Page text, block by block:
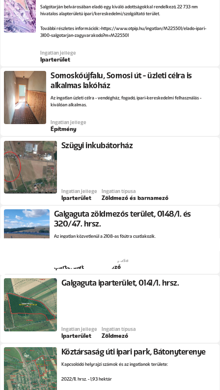
Salgótarján belvárosában eladó egy kiváló adottságokkal rendelkező, 22 733 nm
hivatalos alapterületű ipari/kereskedelmi/szolgáltató terület.
További részletes információk:https://www.otpip.hu/ingatlan/M225501/elado-ipari-
3100-salgotarjan-zagyvarakodo?m=M225501
Ingatlan jellege
Iparterület
Somoskőújfalu, Somosi út - üzleti célra is
alkalmas lakóház
Az ingatlan üzleti célra - vendégház, fogadó, ipari-kereskedelmi felhasználás -
kiválóan alkalmas.
Ingatlan jellege
Építmény
Szügyi inkubátorház
Ingatlan jellege
Iparterület
Ingatlan típusa
Zöldmező és barnamező
Galgaguta zöldmezős terület, 0148/1. és
320/47. hrsz.
Az ingatlan közvetlenül a 2108-as főútra csatlakozik.
Iparterület
Ingatlan típusa
Zöldmező
Galgaguta iparterület, 0141/1. hrsz.
Ingatlan jellege
Iparterület
Ingatlan típusa
Zöldmező
Köztársaság úti ipari park, Bátonyterenye
Kapcsolódó helyrajzi számok és az ingatlanok területe:
2022/11. hrsz. - 1,93 hektár